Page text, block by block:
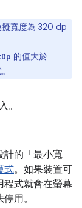
擬寬度為 320 dp
的值大於
。
計的「最小寬
式。如果裝置可
程式就會在螢幕
用。